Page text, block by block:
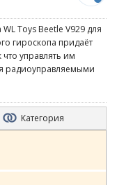
Toys Beetle V929 для
гироскопа придаёт
что управлять им
радиоуправляемыми
Категория